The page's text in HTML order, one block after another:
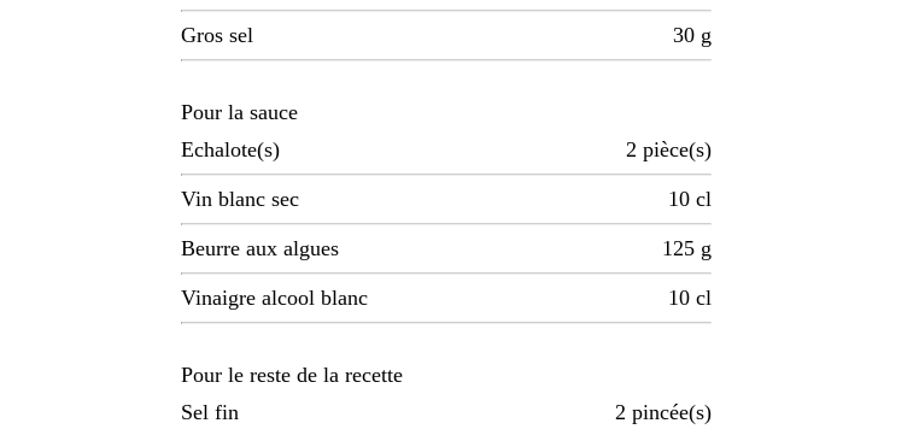
Gros sel 30 g
Pour la sauce
Echalote(s)
2 pièce(s)
Vin blanc sec 10 cl
Beurre aux algues 125 g
Vinaigre alcool blanc 10 cl
Pour le reste de la recette
Sel fin
2 pincée(s)